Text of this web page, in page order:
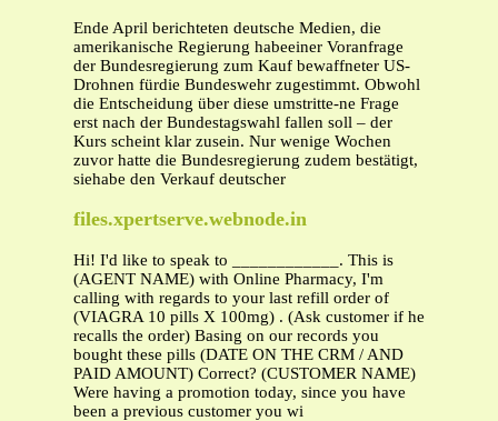
Ende April berichteten deutsche Medien, die
amerikanische Regierung habeeiner Voranfrage
der Bundesregierung zum Kauf bewaffneter US-
Drohnen fürdie Bundeswehr zugestimmt. Obwohl
die Entscheidung über diese umstritte-ne Frage
erst nach der Bundestagswahl fallen soll – der
Kurs scheint klar zusein. Nur wenige Wochen
zuvor hatte die Bundesregierung zudem bestätigt,
siehabe den Verkauf deutscher
files.xpertserve.webnode.in
Hi! I'd like to speak to ____________. This is
(AGENT NAME) with Online Pharmacy, I'm
calling with regards to your last refill order of
(VIAGRA 10 pills X 100mg) . (Ask customer if he
recalls the order) Basing on our records you
bought these pills (DATE ON THE CRM / AND
PAID AMOUNT) Correct? (CUSTOMER NAME)
Were having a promotion today, since you have
been a previous customer you wi